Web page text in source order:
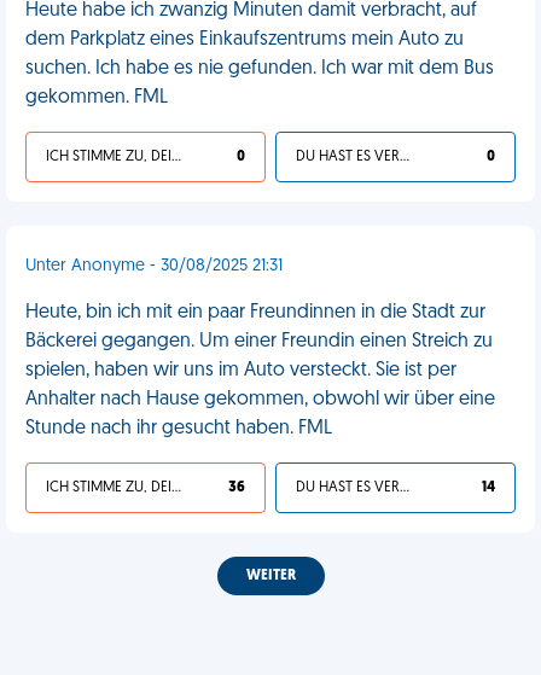
Heute habe ich zwanzig Minuten damit verbracht, auf
dem Parkplatz eines Einkaufszentrums mein Auto zu
suchen. Ich habe es nie gefunden. Ich war mit dem Bus
gekommen. FML
ICH STIMME ZU, DEIN LEBEN IST SCHEISSE 0 DU HAST ES VERDIENT 0
Unter Anonyme - 30/08/2025 21:31
Heute, bin ich mit ein paar Freundinnen in die Stadt zur
Bäckerei gegangen. Um einer Freundin einen Streich zu
spielen, haben wir uns im Auto versteckt. Sie ist per
Anhalter nach Hause gekommen, obwohl wir über eine
Stunde nach ihr gesucht haben. FML
ICH STIMME ZU, DEIN LEBEN IST SCHEISSE 36 DU HAST ES VERDIENT 14
WEITER